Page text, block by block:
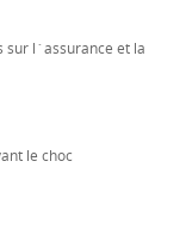
sur l´assurance et la
le choc